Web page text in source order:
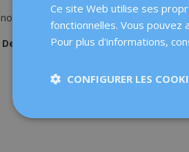
faire confiance et de fêter chaque
Dexeus Mujer vous souhaite de
Ce site Web utilise ses
fonctionnelles. Vous
Pour plus d'informations,
CONFIGURER LES